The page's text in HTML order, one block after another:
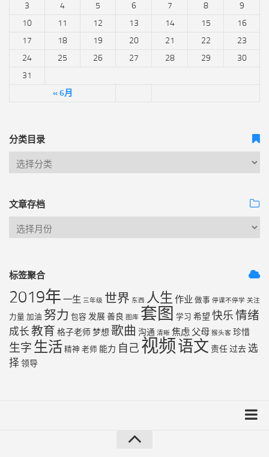
« 6月
3
4 5 6 7 8
9
10
11 12 13 14 15
16
17
18 19 20 21 22
23
24
25 26 27 28 29
30
31
分类目录
文章存档
标签聚合
2019年 一生 三年级 世界 东西 人生 作业 做事 停课不停学 关注
力量 加油 努力 包容 发展善良 图库 套图 学习 希望 快乐情绪
成长 教育 格子老师梦想 歌曲 沟通 清晰 焦虑 父母 猴头客 珍惜
生字 生活 精神 老师 能力 自己 视频语文 责任过去 选
择 领导